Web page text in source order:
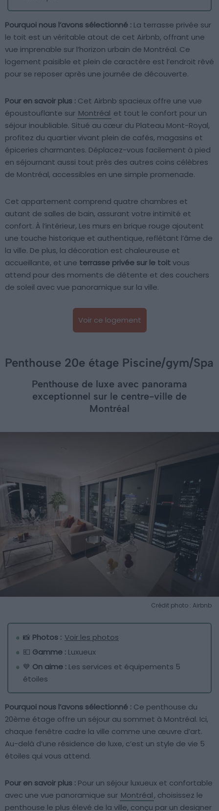
Pourquoi nous l’avons sélectionné : La terrasse privée sur
le toit est un véritable atout de cet Airbnb, offrant une
vue imprenable sur l’horizon urbain de Montréal. Ce
logement paisible et plein de caractère est l’endroit rêvé
pour se reposer après une journée de découverte.
Pour en savoir plus : Cet Airbnb spacieux offre une vue
époustouflante sur Montréal et tout le confort pour un
séjour inoubliable. Situé au cœur du Plateau Mont-Royal,
profitez du quartier vivant plein de cafés, magasins et
épiceries charmantes. Déplacez-vous facilement à pied
en séjournant aussi tout près des autres coins célèbres
de Montréal, accessibles en une simple promenade.
Cet appartement comprend quatre chambres et
autant de salles de bain, assurant votre intimité et
confort. À l’intérieur, Les murs en brique rouge ajoutent
une touche historique et authentique, reflétant l’âme de
la ville. De plus, la décoration est chaleureuse et
accueillante, et une terrasse privée sur le toitvous
attend pour des moments de détente et des couchers
de soleil avec vue panoramique sur la ville.
Voir ce logement
Penthouse 20e étage Piscine/gym/Spa
Penthouse de luxe avec panorama
exceptionnel sur le centre-ville de
Montréal
Crédit photo : Airbnb
📸 Photos : Voir les photos
💶 Gamme : Luxueux
💙 On aime : Les services et équipements 5
étoiles
Pourquoi nous l’avons sélectionné : Ce penthouse du
20ème étage offre un séjour au sommet à Montréal. Ici,
chaque fenêtre cadre la ville comme une œuvre d’art.
Au-delà d’une résidence de luxe, c’est un style de vie 5
étoiles qui vous attend.
Pour en savoir plus : Pour un séjour luxueux et confortable
avec une vue panoramique sur Montréal, choisissez le
penthouse le plus élevé de la ville, conçu par un designer